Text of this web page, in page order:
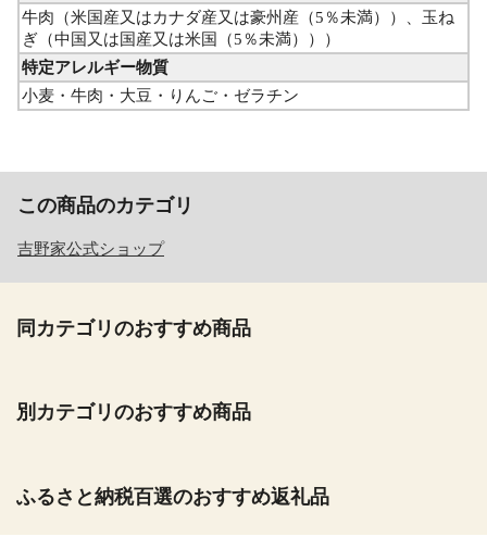
牛肉（米国産又はカナダ産又は豪州産（5％未満））、玉ね
ぎ（中国又は国産又は米国（5％未満）））
特定アレルギー物質
小麦・牛肉・大豆・りんご・ゼラチン
この商品のカテゴリ
吉野家公式ショップ
同カテゴリのおすすめ商品
別カテゴリのおすすめ商品
ふるさと納税百選のおすすめ返礼品